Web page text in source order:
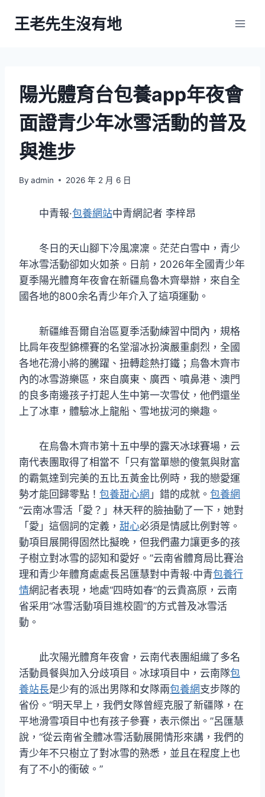
王老先生沒有地
陽光體育台包養app年夜會
面證青少年冰雪活動的普及
與進步
By admin 2026 年 2 月 6 日
中青報·包養網站中青網記者 李梓昂
冬日的天山腳下冷風凜凜。茫茫白雪中，青少
年冰雪活動卻如火如荼。日前，2026年全國青少年
夏季陽光體育年夜會在新疆烏魯木齊舉辦，來自全
國各地的800余名青少年介入了這項運動。
新疆維吾爾自治區夏季活動練習中間內，規格
比肩年夜型錦標賽的名堂溜冰扮演嚴重劇烈，全國
各地花滑小將的騰躍、扭轉趁熱打鐵；烏魯木齊市
內的冰雪游樂區，來自廣東、廣西、噴鼻港、澳門
的良多南邊孩子打起人生中第一次雪仗，他們還坐
上了冰車，體驗冰上龍船、雪地拔河的樂趣。
在烏魯木齊市第十五中學的露天冰球賽場，云
南代表團取得了相當不「只有當單戀的傻氣與財富
的霸氣達到完美的五比五黃金比例時，我的戀愛運
勢才能回歸零點！ 包養甜心網 」錯的成就。 包養網
“云南冰雪活「愛？」林天秤的臉抽動了一下，她對
「愛」這個詞的定義， 甜心必須是情感比例對等。
動項目展開得固然比擬晚，但我們盡力讓更多的孩
子樹立對冰雪的認知和愛好。”云南省體育局比賽治
理和青少年體育處處長呂匯慧對中青報·中青包養行
情網記者表現，地處“四時如春”的云貴高原，云南
省采用“冰雪活動項目進校園”的方式普及冰雪活
動。
此次陽光體育年夜會，云南代表團組織了多名
活動員餐與加入分歧項目。冰球項目中，云南隊包
養站長是少有的派出男隊和女隊兩包養網支步隊的
省份。“明天早上，我們女隊曾經克服了新疆隊，在
平地滑雪項目中也有孩子參賽，表示傑出。”呂匯慧
說，“從云南省全體冰雪活動展開情形來講，我們的
青少年不只樹立了對冰雪的熟悉，並且在程度上也
有了不小的衝破。”